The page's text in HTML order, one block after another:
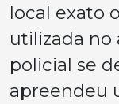
local exato
utilizada no
policial se
apreendeu